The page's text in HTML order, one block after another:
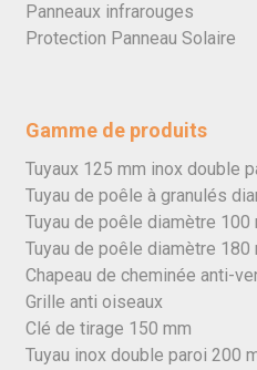
Panneaux infrarouges
Protection Panneau Solaire
Gamme de produits
Tuyaux 125 mm inox double
Tuyau de poêle à granulés
Tuyau de poêle diamètre 100
Tuyau de poêle diamètre 180
Chapeau de cheminée anti-
Grille anti oiseaux
Clé de tirage 150 mm
Tuyau inox double paroi 200